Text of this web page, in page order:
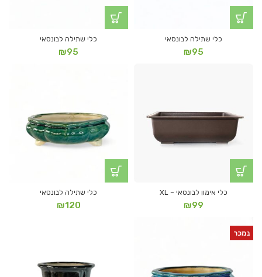
כלי שתילה לבונסאי
₪95
כלי שתילה לבונסאי
₪95
כלי אימון לבונסאי – XL
₪99
כלי שתילה לבונסאי
₪120
נמכר